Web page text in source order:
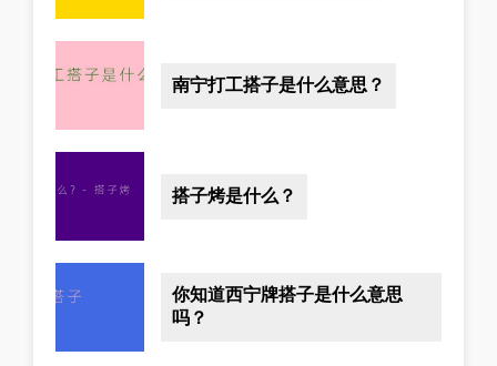
南宁打工搭子是什么意思？
搭子烤是什么？
你知道西宁牌搭子是什么意思
吗？